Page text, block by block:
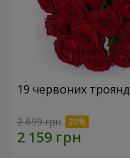
19 червоних троянд
2 699 грн